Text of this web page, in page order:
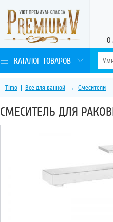
О
КАТАЛОГ ТОВАРОВ
Timo | Все для ванной → Смесители
СМЕСИТЕЛЬ ДЛЯ